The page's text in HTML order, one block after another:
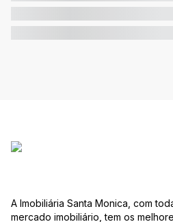
A Imobiliária Santa Monica, com
mercado imobiliário, tem os